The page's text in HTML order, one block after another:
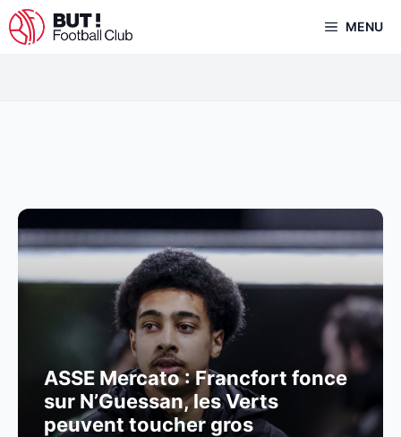
Aller
au
MENU
ASSE Mercato : Francfort fonce
sur N’Guessan, les Verts
peuvent toucher gros